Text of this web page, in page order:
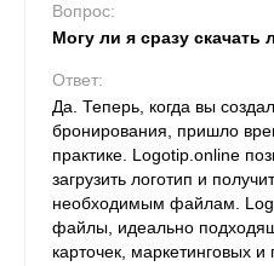
Вопрос:
Могу ли я сразу скачать
Ответ:
Да. Теперь, когда вы
бронирования, пришло
практике. Logotip.online
загрузить логотип и
необходимым файлам.
файлы, идеально
карточек, маркетинговых